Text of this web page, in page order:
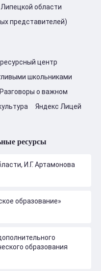
области
представителей)
центр
школьниками
Разговоры о важном
Яндекс Лицей
ресурсы
И.Г. Артамонова
образование»
образования